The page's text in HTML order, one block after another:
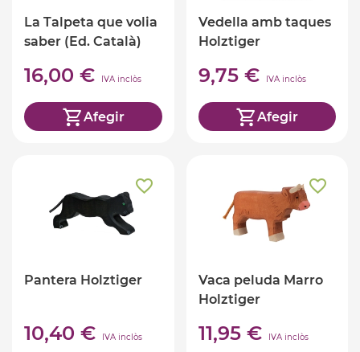
La Talpeta que volia
saber (Ed. Català)
16,00 € IVA inclòs
Afegir
Vedella amb taques
Holztiger
9,75 € IVA inclòs
Afegir
Pantera Holztiger
10,40 € IVA inclòs
Vaca peluda Marro
Holztiger
11,95 € IVA inclòs